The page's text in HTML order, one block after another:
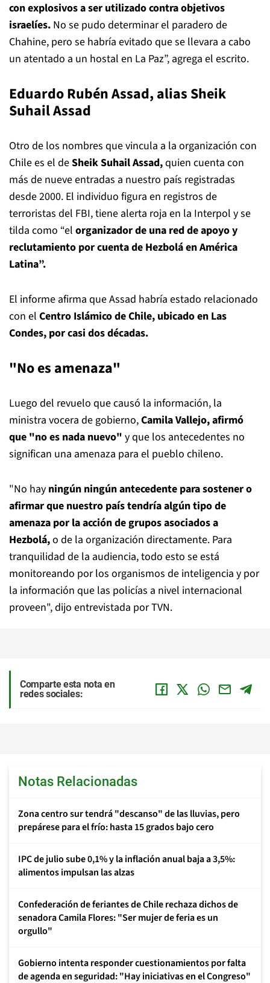
con explosivos a ser utilizado contra objetivos
israelíes. No se pudo determinar el paradero de
Chahine, pero se habría evitado que se llevara a cabo
un atentado a un hostal en La Paz”, agrega el escrito.
Eduardo Rubén Assad, alias Sheik
Suhail Assad
Otro de los nombres que vincula a la organización con
Chile es el deSheik Suhail Assad,quien cuenta con
más de nueve entradas a nuestro país registradas
desde 2000. El individuo figura en registros de
terroristas del FBI, tiene alerta roja en la Interpol y se
tilda como “el organizador de una red de apoyo y
reclutamiento por cuenta de Hezbolá en América
Latina”.
El informe afirma que Assad habría estado relacionado
con el Centro Islámico de Chile, ubicado en Las
Condes, por casi dos décadas.
"No es amenaza"
Luego del revuelo que causó la información, la
ministra vocera de gobierno,Camila Vallejo, afirmó
que "no es nada nuevo" y que los antecedentes no
significan una amenaza para el pueblo chileno.
"No hay ningún ningún antecedente para sostener o
afirmar que nuestro país tendría algún tipo de
amenaza por la acción de grupos asociados a
Hezbolá,o de la organización directamente. Para
tranquilidad de la audiencia, todo esto se está
monitoreando por los organismos de inteligencia y por
la información que las policías a nivel internacional
proveen", dijo entrevistada por TVN.
Comparte esta nota en
redes sociales:
Notas Relacionadas
Zona centro sur tendrá "descanso" de las lluvias, pero
prepárese para el frío: hasta 15 grados bajo cero
IPC de julio sube 0,1% y la inflación anual baja a 3,5%:
alimentos impulsan las alzas
Confederación de feriantes de Chile rechaza dichos de
senadora Camila Flores: "Ser mujer de feria es un
orgullo"
Gobierno intenta responder cuestionamientos por falta
de agenda en seguridad: "Hay iniciativas en el Congreso"